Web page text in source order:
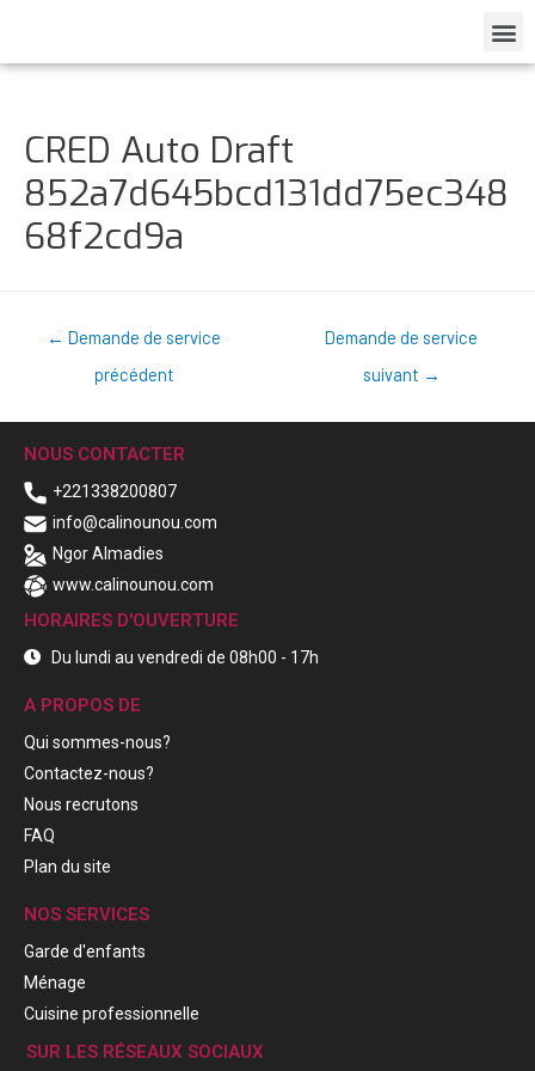
CRED Auto Draft
852a7d645bcd131dd75ec348
68f2cd9a
← Demande de service
précédent
Demande de service
suivant →
NOUS CONTACTER
+221338200807
info@calinounou.com
Ngor Almadies
www.calinounou.com
HORAIRES D'OUVERTURE
Du lundi au vendredi de 08h00 - 17h
A PROPOS DE
Qui sommes-nous?
Contactez-nous?
Nous recrutons
FAQ
Plan du site
NOS SERVICES
Garde d'enfants
Ménage
Cuisine professionnelle
SUR LES RÉSEAUX SOCIAUX